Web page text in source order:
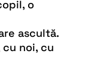
o
ascultă.
noi, cu